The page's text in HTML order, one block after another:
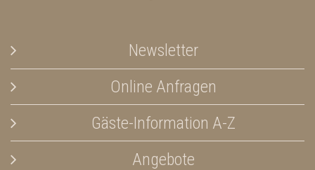
Newsletter
Online Anfragen
Gäste-Information A-Z
Angebote